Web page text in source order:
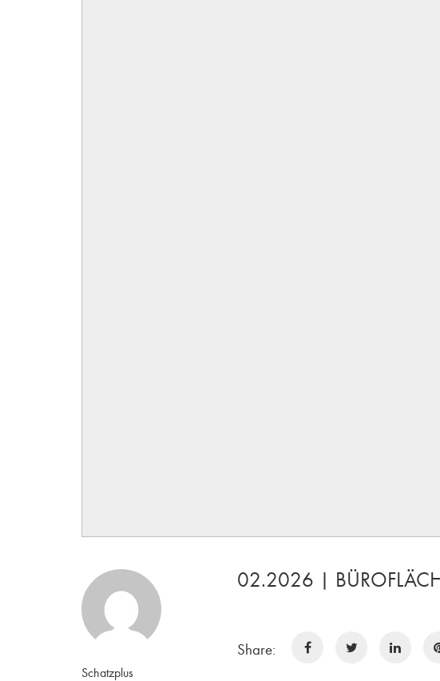
02.2026 |
Share:
Schatzplus